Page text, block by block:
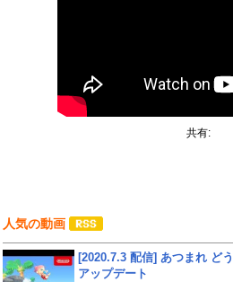
共有:
人気の動画
[2020.7.3 配信] あつまれ ど
アップデート